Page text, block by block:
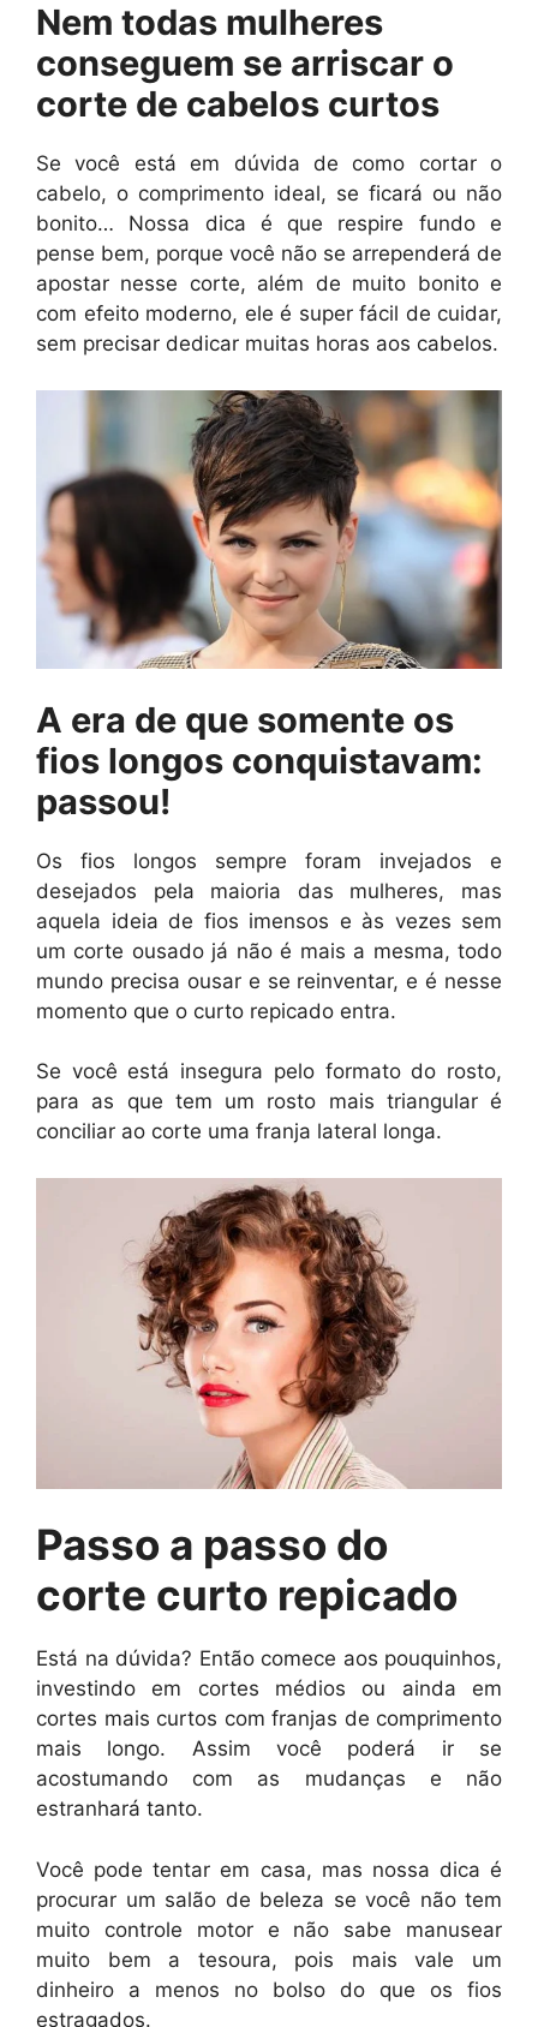
Nem todas mulheres
conseguem se arriscar o
corte de cabelos curtos
Se você está em dúvida de como cortar o
cabelo, o comprimento ideal, se ficará ou não
bonito… Nossa dica é que respire fundo e
pense bem, porque você não se arrependerá de
apostar nesse corte, além de muito bonito e
com efeito moderno, ele é super fácil de cuidar,
sem precisar dedicar muitas horas aos cabelos.
A era de que somente os
fios longos conquistavam:
passou!
Os fios longos sempre foram invejados e
desejados pela maioria das mulheres, mas
aquela ideia de fios imensos e às vezes sem
um corte ousado já não é mais a mesma, todo
mundo precisa ousar e se reinventar, e é nesse
momento que o curto repicado entra.
Se você está insegura pelo formato do rosto,
para as que tem um rosto mais triangular é
conciliar ao corte uma franja lateral longa.
Passo a passo do
corte curto repicado
Está na dúvida? Então comece aos pouquinhos,
investindo em cortes médios ou ainda em
cortes mais curtos com franjas de comprimento
mais longo. Assim você poderá ir se
acostumando com as mudanças e não
estranhará tanto.
Você pode tentar em casa, mas nossa dica é
procurar um salão de beleza se você não tem
muito controle motor e não sabe manusear
muito bem a tesoura, pois mais vale um
dinheiro a menos no bolso do que os fios
estragados.